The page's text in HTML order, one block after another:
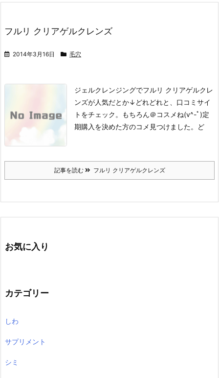
フルリ クリアゲルクレンズ
2014年3月16日 毛穴
ジェルクレンジングでフルリ クリアゲルクレ
ンズが人気だとか↓ どれどれと、口コミサイ
トをチェック。
もちろん＠コスメね(v^-ﾟ)定
期購入を決めた方のコメ見つけました。
ど
記事を読む フルリ クリアゲルクレンズ
お気に入り
カテゴリー
しわ
サプリメント
シミ